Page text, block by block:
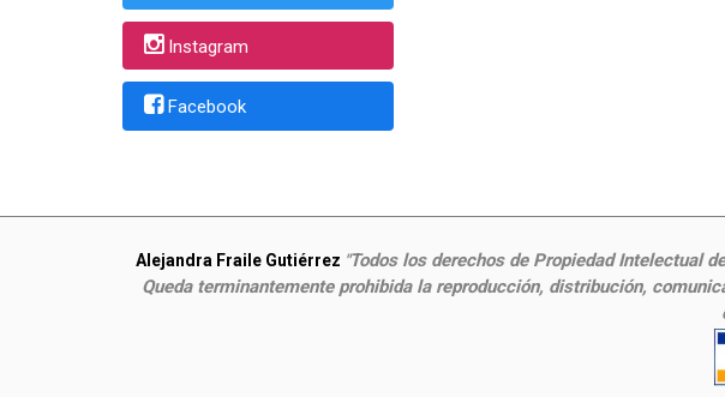
Instagram
Facebook
Alejandra Fraile Gutiérrez "Todos los derechos de Propiedad Intelectual
Queda terminantemente prohibida la reproducción, distribución,